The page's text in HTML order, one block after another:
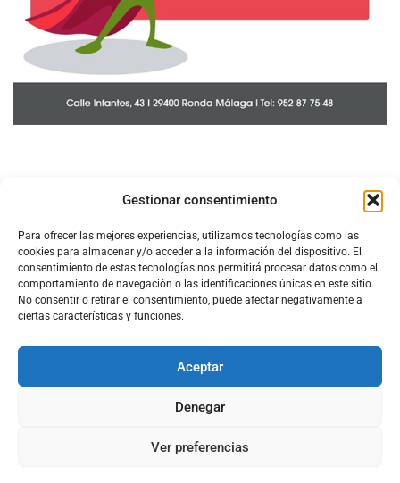
Gestionar consentimiento
Para ofrecer las mejores experiencias, utilizamos tecnologías como las
cookies para almacenar y/o acceder a la información del dispositivo. El
consentimiento de estas tecnologías nos permitirá procesar datos como el
comportamiento de navegación o las identificaciones únicas en este sitio.
No consentir o retirar el consentimiento, puede afectar negativamente a
ciertas características y funciones.
Aceptar
Denegar
Ver preferencias